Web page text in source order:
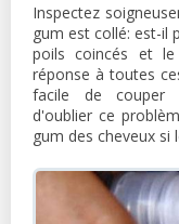
Inspectez
gum est collé: est-il
poils coincés et
réponse à toutes
facile de couper
d'oublier ce
gum des cheveux si